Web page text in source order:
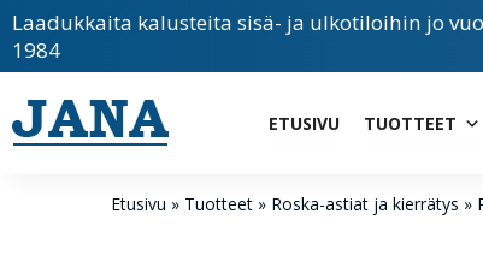
Laadukkaita kalusteita sisä- ja ulkotiloihin jo
1984
ETUSIVU TUOTTEET
Etusivu » Tuotteet » Roska-astiat ja kierrätys »